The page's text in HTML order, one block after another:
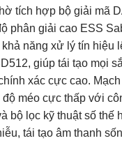
tích hợp bộ giải mã
phân giải cao ESS
năng xử lý tín hiệu
giúp tái tạo mọi
xác cực cao.
độ méo cực thấp với
bộ lọc kỹ thuật số thế
tái tạo âm thanh